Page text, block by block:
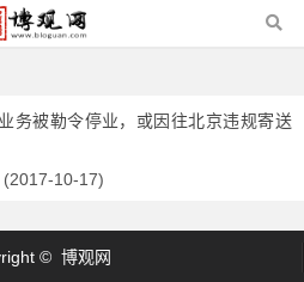
务被勒令停业，或因往北京违规寄送
(2017-10-17)
© 博观网